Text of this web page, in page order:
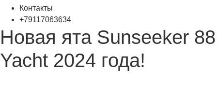
Контакты
+79117063634
Новая ята Sunseeker 88
Yacht 2024 года!